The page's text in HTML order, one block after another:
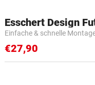
Einfache & schnelle
€27,90